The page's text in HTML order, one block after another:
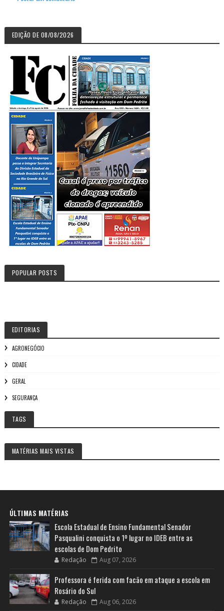
EDIÇÃO DE 08/08/2026
POPULAR POSTS
EDITORIAS
AGRONEGÓCIO
CIDADE
GERAL
SEGURANÇA
TAGS
MATÉRIAS MAIS VISTAS
ÚLTIMAS MATÉRIAS
Escola Estadual de Ensino Fundamental Senador
Pasqualini conquista o 1º lugar no IDEB entre as
escolas de Dom Pedrito
Redação Aug 07, 2026
Professora é ferida com facão em ataque a escola em
Rosário do Sul
Redação Aug 06, 2026